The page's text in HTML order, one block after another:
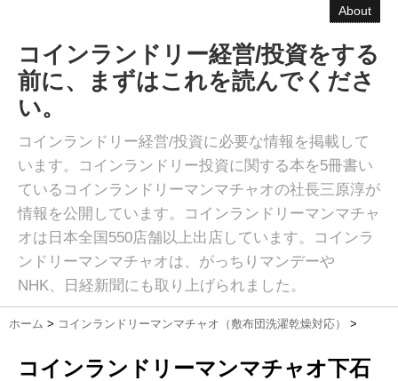
About
コインランドリー経営/投資をする
前に、まずはこれを読んでくださ
い。
コインランドリー経営/投資に必要な情報を掲載して
います。コインランドリー投資に関する本を5冊書い
ているコインランドリーマンマチャオの社長三原淳が
情報を公開しています。コインランドリーマンマチャ
オは日本全国550店舗以上出店しています。コインラ
ンドリーマンマチャオは、がっちりマンデーや
NHK、日経新聞にも取り上げられました。
ホーム > コインランドリーマンマチャオ（敷布団洗濯乾燥対応） >
コインランドリーマンマチャオ下石